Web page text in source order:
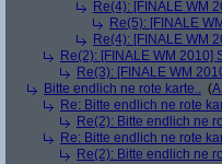
Re(4): [FINALE WM
Re(5): [FINALE
Re(4): [FINALE WM
Re(2): [FINALE WM 2010]
Re(3): [FINALE WM
Bitte endlich ne rote karte.. (
Re: Bitte endlich ne rote
Re(2): Bitte endlich ne
Re: Bitte endlich ne rote
Re(2): Bitte endlich ne